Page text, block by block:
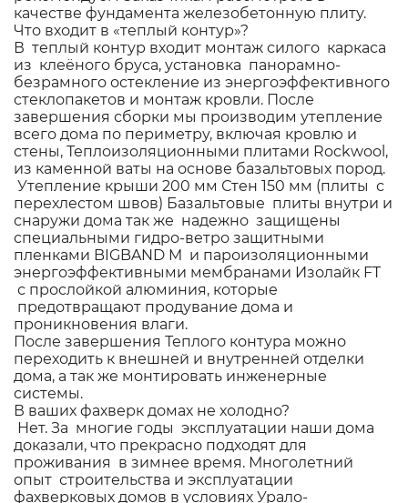
качестве фундамента железобетонную плиту.
Что входит в «теплый контур»?
В теплый контур входит монтаж силого каркаса
из клеёного бруса, установка панорамно-
безрамного остекление из энергоэффективного
стеклопакетов и монтаж кровли. После
завершения сборки мы производим утепление
всего дома по периметру, включая кровлю и
стены, Теплоизоляционными плитами Rockwool,
из каменной ваты на основе базальтовых пород.
Утепление крыши 200 мм Стен 150 мм (плиты с
перехлестом швов) Базальтовые плиты внутри и
снаружи дома так же надежно защищены
специальными гидро-ветро защитными
пленками BIGBAND M и пароизоляционными
энергоэффективными мембранами Изолайк FT
с прослойкой алюминия, которые
предотвращают продувание дома и
проникновения влаги.
После завершения Теплого контура можно
переходить к внешней и внутренней отделки
дома, а так же монтировать инженерные
системы.
В ваших фахверк домах не холодно?
Нет. За многие годы эксплуатации наши дома
доказали, что прекрасно подходят для
проживания в зимнее время. Многолетний
опыт строительства и эксплуатации
фахверковых домов в условиях Урало-